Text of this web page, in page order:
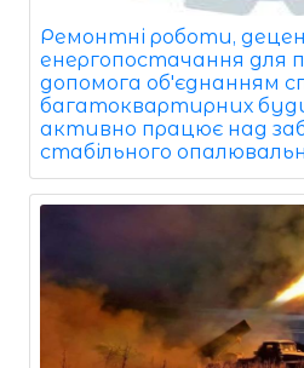
Ремонтні роботи,
енергопостачання для
допомога об'єднанням
багатоквартирних
активно працює над
стабільного